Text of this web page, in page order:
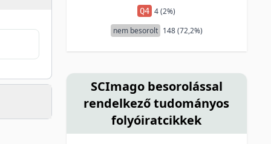
Q4 4 (2%)
nem besorolt 148 (72,2%)
SCImago besorolással
rendelkező tudományos
folyóiratcikkek